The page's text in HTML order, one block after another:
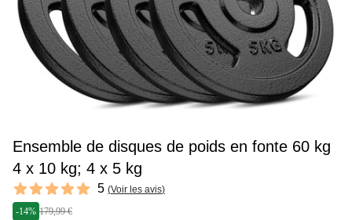
Ensemble de disques de poids en fonte 60 kg
4 x 10 kg; 4 x 5 kg
Reviews
5 out of 5 stars 5 (Voir les avis)
-14% 179,99 €